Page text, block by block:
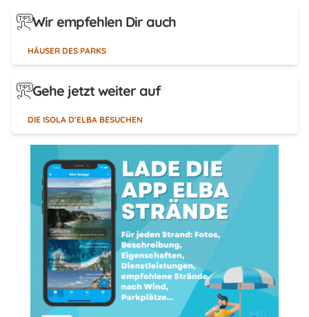
Wir empfehlen Dir auch
HÄUSER DES PARKS
Gehe jetzt weiter auf
DIE ISOLA D'ELBA BESUCHEN